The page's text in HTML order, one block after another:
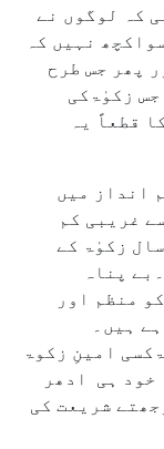
کہ لوگوں نے
نہیں کہ
پھر جس طرح
جس زکوٰۃکی
قطعاً یہ
انداز میں
غریبی کم
زکوٰۃ کے
پناہ
منظم اور
ہیں۔
امینِ زکوۃ
خود ہی ادھر
شریعت کی